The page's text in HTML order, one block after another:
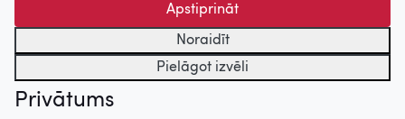
centrs. Sadarbības partneris: Latvijas Valsts
kinofotofonodokumentu arhīvs.
Apstiprināt
Noraidīt
Pielāgot izvēli
Privātums